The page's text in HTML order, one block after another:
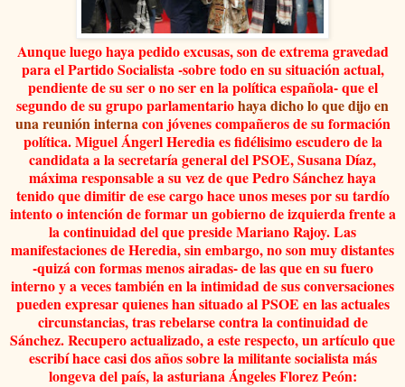
Aunque luego haya pedido excusas, son de extrema gravedad
para el Partido Socialista -sobre todo en su situación actual,
pendiente de su ser o no ser en la política española- que el
segundo de su grupo parlamentariohaya dicho lo que dijo en
una reunión internacon jóvenes compañeros de su formación
política. Miguel Ángerl Heredia es fidélisimo escudero dela
candidata a la secretaría general del PSOE, Susana Díaz,
máxima responsable a su vez de que Pedro Sánchez haya
tenido que dimitir de ese cargo hace unos meses por su tardío
intentoo intención de formar un gobierno de izquierda frente a
la continuidaddel que preside Mariano Rajoy. Las
manifestaciones de Heredia, sin embargo, no son muy distantes
-quizá con formasmenos airadas- delas que en su fuero
interno y a veces también en la intimidad de sus conversaciones
pueden expresar quienes han situado al PSOE en las actuales
circunstancias, tras rebelarse contra la continuidad de
Sánchez. Recupero actualizado, a este respecto, un artículo que
escribíhace casi dos años sobre la militante socialista más
longeva del país, la asturiana Ángeles Florez Peón: